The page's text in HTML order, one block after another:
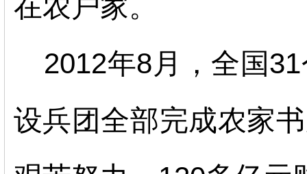
在农户家。
2012年8月，全国
设兵团全部完成农家